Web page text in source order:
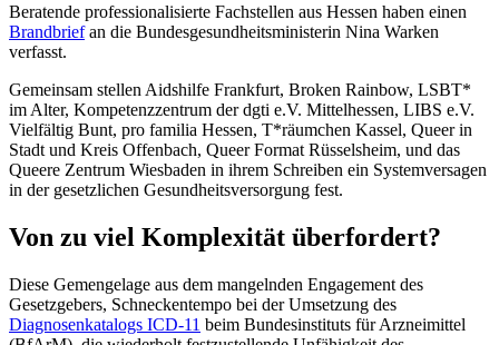
Beratende professionalisierte Fachstellen aus Hessen haben einen
Brandbriefan die Bundesgesundheitsministerin Nina Warken
verfasst.
Gemeinsam stellen Aidshilfe Frankfurt, Broken Rainbow, LSBT*
im Alter, Kompetenzzentrum der dgti e.V. Mittelhessen, LIBS e.V.
Vielfältig Bunt, pro familia Hessen, T*räumchen Kassel, Queer in
Stadt und Kreis Offenbach, Queer Format Rüsselsheim, und das
Queere Zentrum Wiesbaden in ihrem Schreiben ein Systemversagen
in der gesetzlichen Gesundheitsversorgung fest.
Von zu viel Komplexität überfordert?
Diese Gemengelage aus dem mangelnden Engagement des
Gesetzgebers, Schneckentempo bei der Umsetzung des
Diagnosenkatalogs ICD-11 beim Bundesinstituts für Arzneimittel